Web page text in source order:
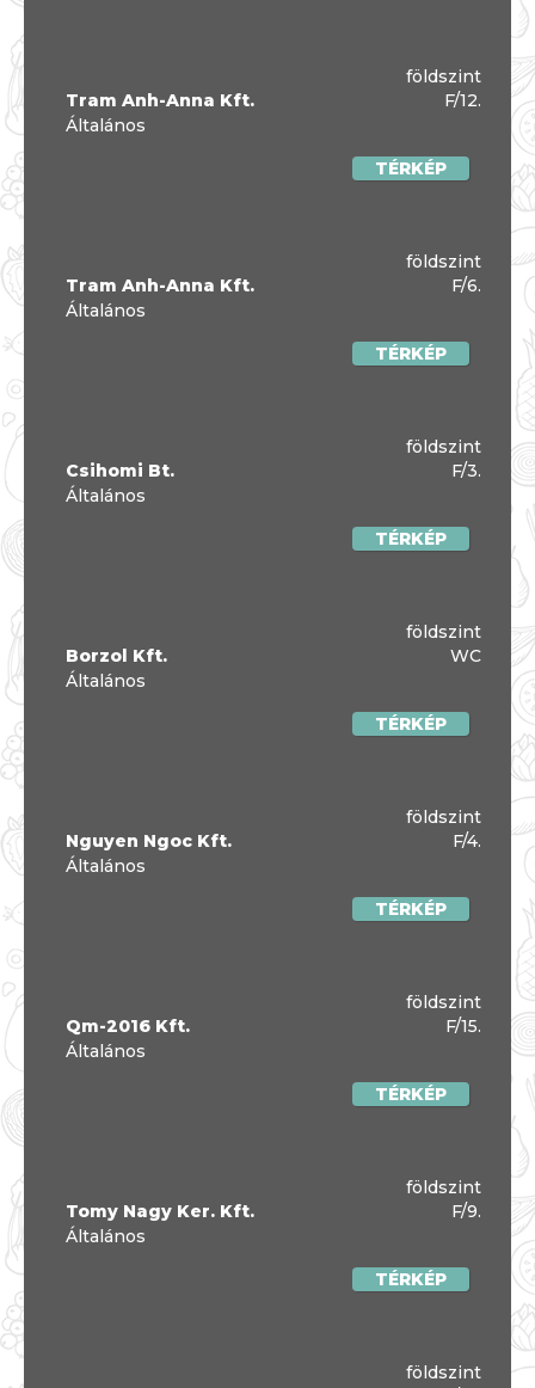
Tram Anh-Anna Kft.
Általános
TÉRKÉP
földszint
F/12.
Tram Anh-Anna Kft.
Általános
TÉRKÉP
földszint
F/6.
Csihomi Bt.
Általános
TÉRKÉP
földszint
F/3.
Borzol Kft.
Általános
TÉRKÉP
földszint
WC
Nguyen Ngoc Kft.
Általános
TÉRKÉP
földszint
F/4.
Qm-2016 Kft.
Általános
TÉRKÉP
földszint
F/15.
Tomy Nagy Ker. Kft.
Általános
TÉRKÉP
földszint
F/9.
földszint